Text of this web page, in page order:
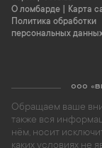
О ломбарде
Карта
Политика обработки
персональных
ООО
Обращаем ваше
также вся
нём, носит